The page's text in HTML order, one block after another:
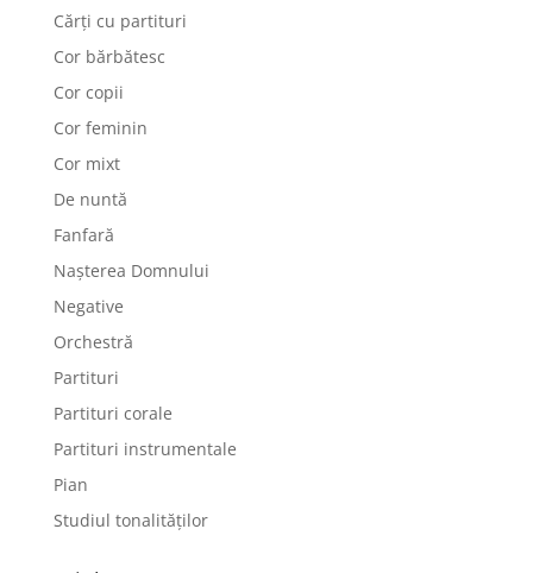
Cărți cu partituri
Cor bărbătesc
Cor copii
Cor feminin
Cor mixt
De nuntă
Fanfară
Nașterea Domnului
Negative
Orchestră
Partituri
Partituri corale
Partituri instrumentale
Pian
Studiul tonalităților